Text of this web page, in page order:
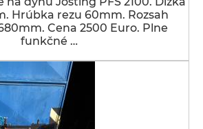
Hrúbka rezu 60mm. Rozsah
Cena 2500 Euro. Plne
funkčné …